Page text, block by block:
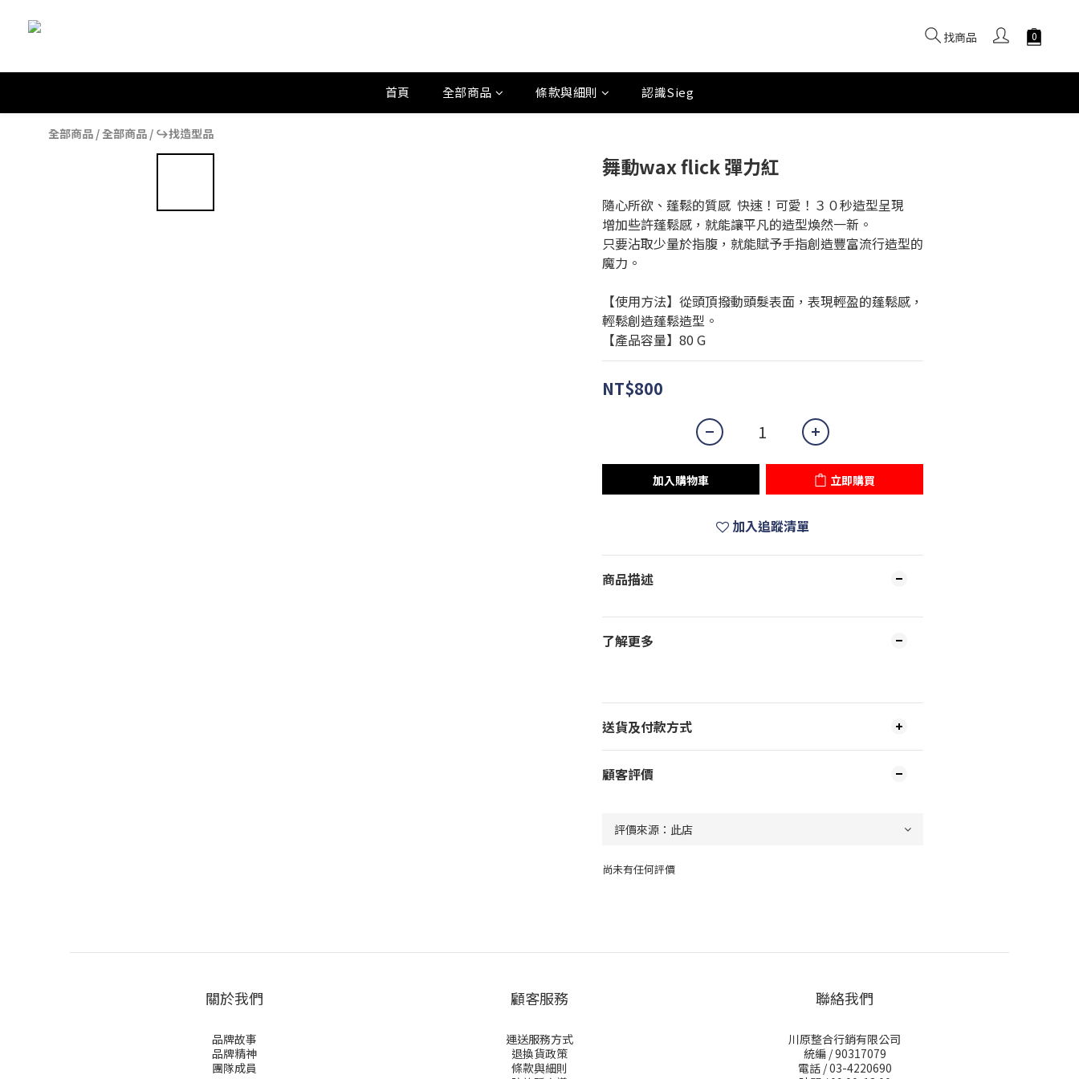
找商品
首頁 全部商品 條款與細則 認識Sieg
全部商品 /全部商品 / ↪︎找造型品
舞動wax flick 彈力紅
隨心所欲、蓬鬆的質感  快速！可愛！３０秒造型呈現
增加些許蓬鬆感，就能讓平凡的造型煥然一新。
只要沾取少量於指腹，就能賦予手指創造豐富流行造型的
魔力。
【使用方法】從頭頂撥動頭髮表面，表現輕盈的蓬鬆感，
輕鬆創造蓬鬆造型。
【產品容量】80 G
NT$800
加入購物車 立即購買
加入追蹤清單
商品描述
了解更多
送貨及付款方式
顧客評價
尚未有任何評價
關於我們
品牌故事
品牌精神
團隊成員
顧客服務
運送服務方式
退換貨政策
條款與細則
聯絡我們
川原整合行銷有限公司
統編 / 90317079
電話 / 03-4220690